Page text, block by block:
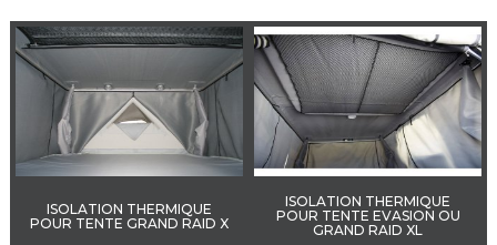
ISOLATION THERMIQUE
POUR TENTE GRAND RAID X
ISOLATION THERMIQUE
POUR TENTE EVASION OU
GRAND RAID XL